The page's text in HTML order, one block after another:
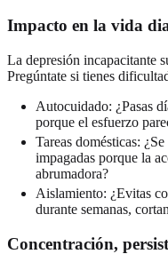
Impacto en la vida
La depresión incapacitante
Pregúntate si tienes
Autocuidado: ¿Pasas
porque el esfuerzo
Tareas domésticas:
impagadas porque la
abrumadora?
Aislamiento: ¿Evitas
durante semanas,
Concentración,